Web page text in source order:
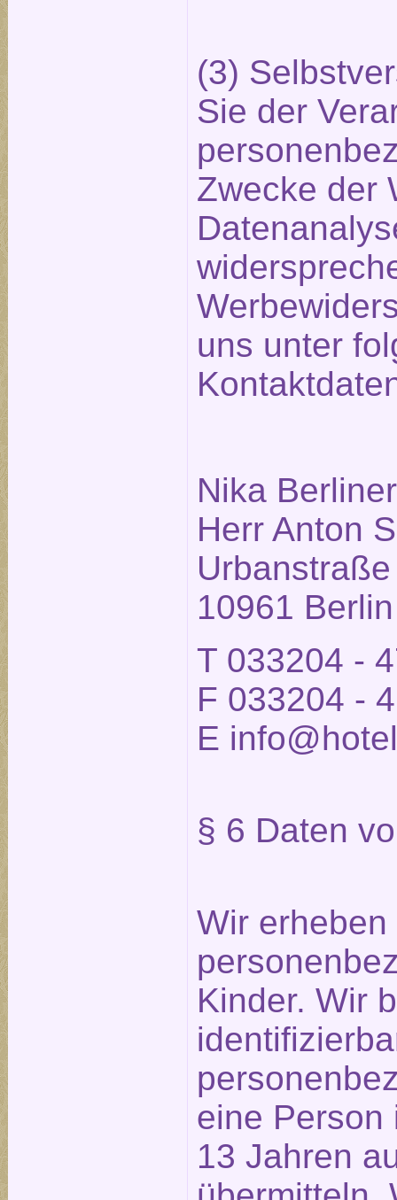
(3)
Sie der
Zwecke der
uns unter
Nika
Herr Anton
10961 Berlin
T 033204 -
F 033204 -
E
§ 6 Daten
Wir
Kinder. Wir
eine Person
13 Jahren